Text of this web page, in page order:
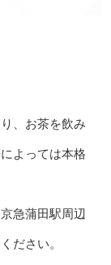
、お茶を飲み
よっては本格
急蒲田駅周辺
ださい。